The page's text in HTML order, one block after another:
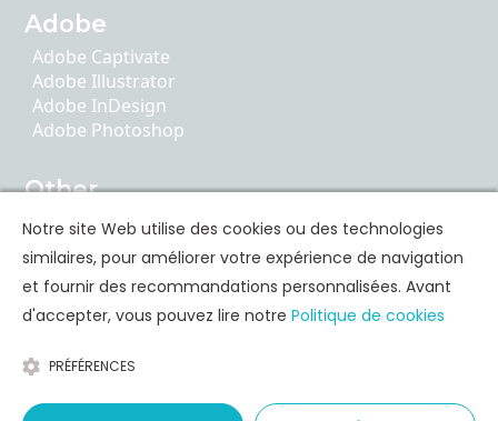
Adobe
Adobe Captivate
Adobe Illustrator
Adobe InDesign
Adobe Photoshop
Other
AI Literacy
ChatGPT
Google Apps
Communication
Leadership & Coaching
Notre site Web utilise des cookies ou des technologies
similaires, pour améliorer votre expérience de navigation
et fournir des recommandations personnalisées. Avant
d'accepter, vous pouvez lire notre Politique de cookies
PRÉFÉRENCES